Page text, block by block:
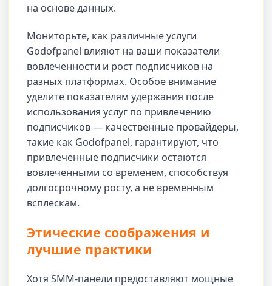
на основе данных.
Мониторьте, как различные услуги
Godofpanel влияют на ваши показатели
вовлеченности и рост подписчиков на
разных платформах. Особое внимание
уделите показателям удержания после
использования услуг по привлечению
подписчиков — качественные провайдеры,
такие как Godofpanel, гарантируют, что
привлеченные подписчики остаются
вовлеченными со временем, способствуя
долгосрочному росту, а не временным
всплескам.
Этические соображения и
лучшие практики
Хотя SMM-панели предоставляют мощные